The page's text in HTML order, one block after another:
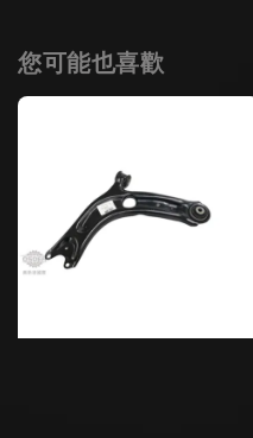
您可能也喜歡